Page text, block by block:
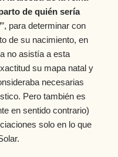
de quién sería
”, para determinar con
de su nacimiento, en
no asistía a esta
su mapa natal y
necesarias
Pero también es
en sentido contrario)
solo en lo que